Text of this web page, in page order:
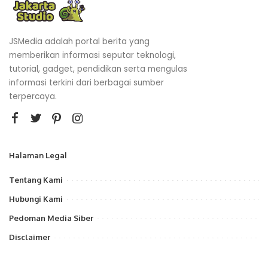
JSMedia adalah portal berita yang
memberikan informasi seputar teknologi,
tutorial, gadget, pendidikan serta mengulas
informasi terkini dari berbagai sumber
terpercaya.
Halaman Legal
Tentang Kami
Hubungi Kami
Pedoman Media Siber
Disclaimer